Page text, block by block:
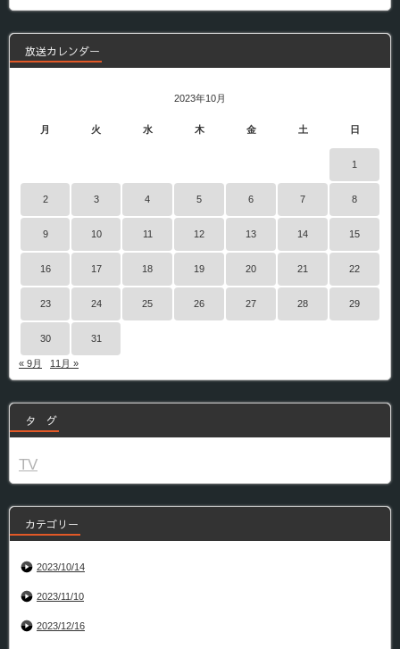
組
放送カレンダー
2023年10月
月 火 水 木 金 土 日
1
2 3 4 5 6 7 8
9 10 11 12 13 14 15
16 17 18 19 20 21 22
23 24 25 26 27 28 29
30 31
« 9月 11月 »
タ グ
TV
カテゴリー
2023/10/14
2023/11/10
2023/12/16